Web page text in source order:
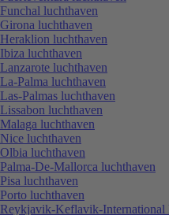
Funchal luchthaven
Girona luchthaven
Heraklion luchthaven
Ibiza luchthaven
Lanzarote luchthaven
La-Palma luchthaven
Las-Palmas luchthaven
Lissabon luchthaven
Malaga luchthaven
Nice luchthaven
Olbia luchthaven
Palma-De-Mallorca luchthaven
Pisa luchthaven
Porto luchthaven
Reykjavik-Keflavik-International